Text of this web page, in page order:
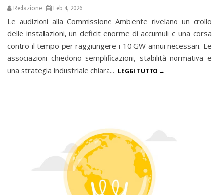
Redazione Feb 4, 2026
Le audizioni alla Commissione Ambiente rivelano un crollo
delle installazioni, un deficit enorme di accumuli e una corsa
contro il tempo per raggiungere i 10 GW annui necessari. Le
associazioni chiedono semplificazioni, stabilità normativa e
una strategia industriale chiara... LEGGI TUTTO